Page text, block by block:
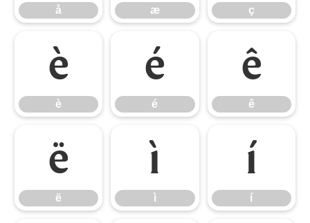
å æ ç
è
è
é
é
ê
ê
ë
ë
ì
ì
í
í